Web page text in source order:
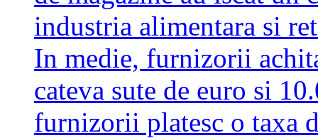
industria alimentara si
In medie, furnizorii
cateva sute de euro si
furnizorii platesc o taxa